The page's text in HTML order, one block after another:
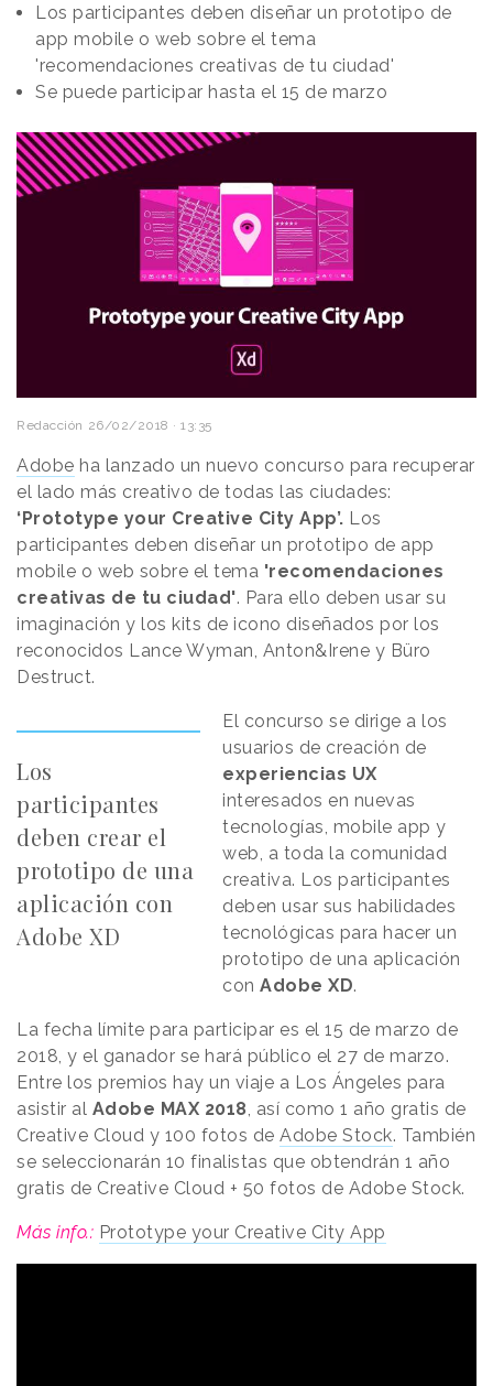
Los participantes deben diseñar un prototipo de
app mobile o web sobre el tema
'recomendaciones creativas de tu ciudad'
Se puede participar hasta el 15 de marzo
Redacción 26/02/2018 · 13:35
Adobe ha lanzado un nuevo concurso para recuperar
el lado más creativo de todas las ciudades:
‘Prototype your Creative City App’. Los
participantes deben diseñar un prototipo de app
mobile o web sobre el tema 'recomendaciones
creativas de tu ciudad'. Para ello deben usar su
imaginación y los kits de icono diseñados por los
reconocidos Lance Wyman, Anton&Irene y Büro
Destruct.
Los
participantes
deben crear el
prototipo de una
aplicación con
Adobe XD
El concurso se dirige a los
usuarios de creación de
experiencias UX
interesados en nuevas
tecnologías, mobile app y
web, a toda la comunidad
creativa. Los participantes
deben usar sus habilidades
tecnológicas para hacer un
prototipo de una aplicación
conAdobe XD.
La fecha límite para participar es el 15 de marzo de
2018, y el ganador se hará público el 27 de marzo.
Entre los premios hay un viaje a Los Ángeles para
asistir al Adobe MAX 2018, así como 1 año gratis de
Creative Cloud y 100 fotos de Adobe Stock. También
se seleccionarán 10 finalistas que obtendrán 1 año
gratis de Creative Cloud + 50 fotos de Adobe Stock.
Más info.: Prototype your Creative City App